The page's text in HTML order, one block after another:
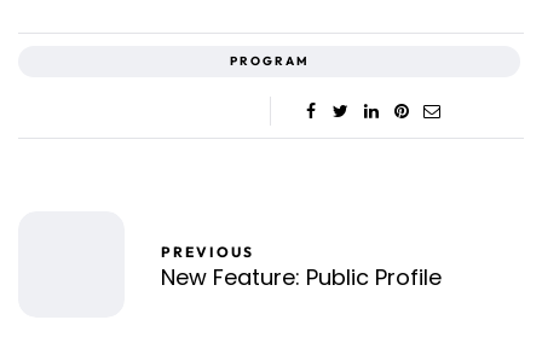
PROGRAM
PREVIOUS
New Feature: Public Profile